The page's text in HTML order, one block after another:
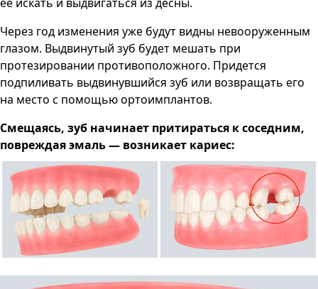
Через год изменения уже будут видны невооруженным
глазом. Выдвинутый зуб будет мешать при
протезировании противоположного. Придется
подпиливать выдвинувшийся зуб или возвращать его
на место с помощью ортоимплантов.
Смещаясь, зуб начинает притираться к соседним,
повреждая эмаль — возникает кариес: